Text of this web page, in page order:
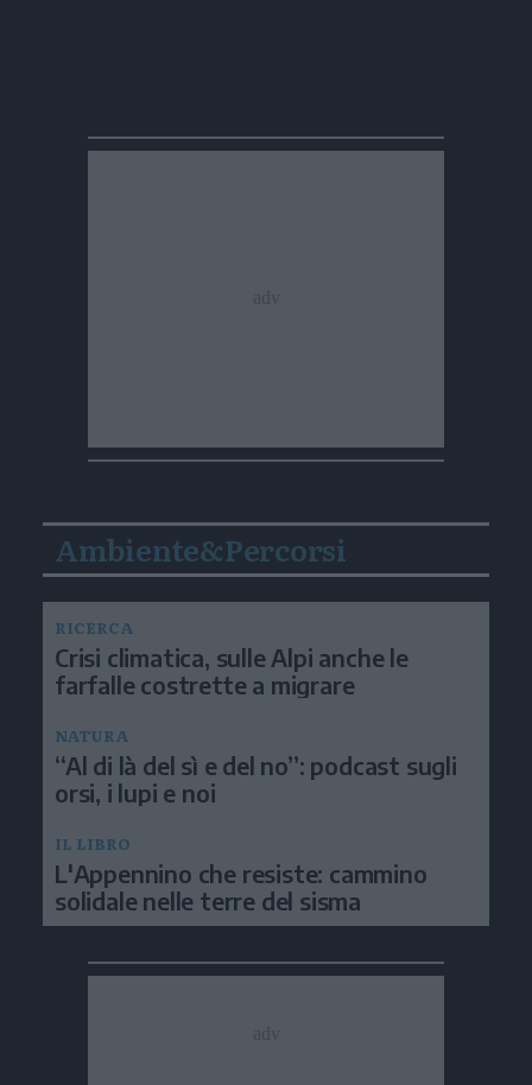
Ambiente&Percorsi
RICERCA
Crisi climatica, sulle Alpi anche le
farfalle costrette a migrare
NATURA
“Al di là del sì e del no”: podcast sugli
orsi, i lupi e noi
IL LIBRO
L'Appennino che resiste: cammino
solidale nelle terre del sisma